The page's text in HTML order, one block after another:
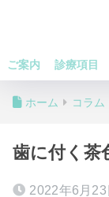
ご案内 診療項目
ホーム コラム
歯に付く茶
2022年6月23